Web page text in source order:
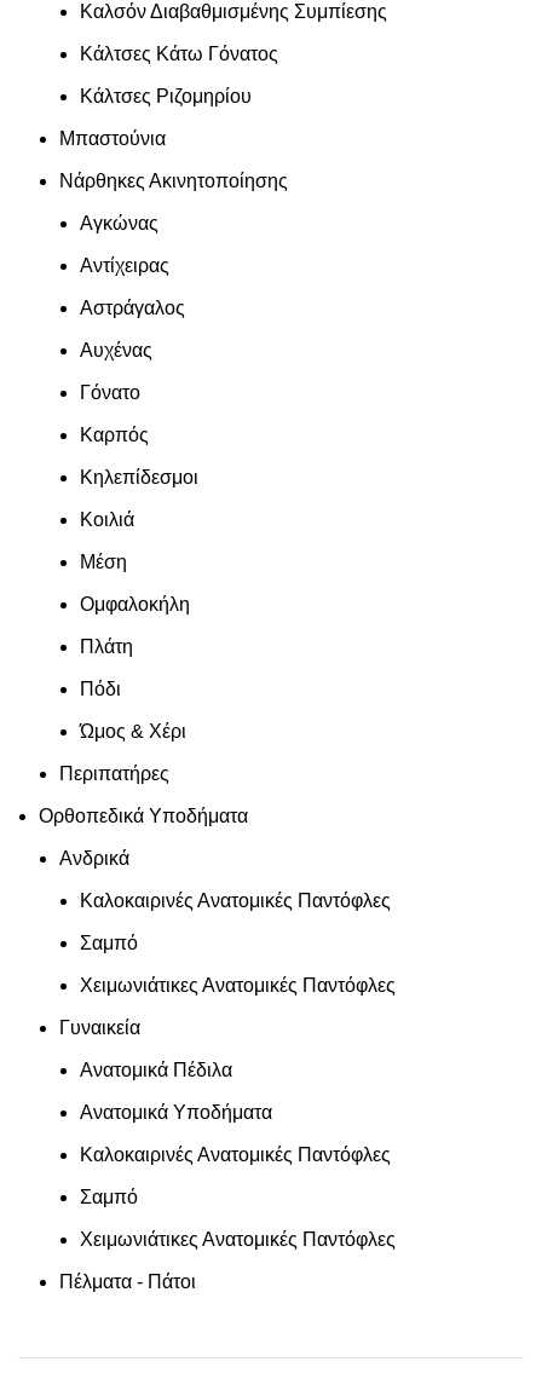
Καλσόν Διαβαθμισμένης Συμπίεσης
Κάλτσες Κάτω Γόνατος
Κάλτσες Ριζομηρίου
Μπαστούνια
Νάρθηκες Ακινητοποίησης
Αγκώνας
Αντίχειρας
Αστράγαλος
Αυχένας
Γόνατο
Καρπός
Κηλεπίδεσμοι
Κοιλιά
Μέση
Ομφαλοκήλη
Πλάτη
Πόδι
Ώμος & Χέρι
Περιπατήρες
Ορθοπεδικά Υποδήματα
Ανδρικά
Καλοκαιρινές Ανατομικές Παντόφλες
Σαμπό
Χειμωνιάτικες Ανατομικές Παντόφλες
Γυναικεία
Ανατομικά Πέδιλα
Ανατομικά Υποδήματα
Καλοκαιρινές Ανατομικές Παντόφλες
Σαμπό
Χειμωνιάτικες Ανατομικές Παντόφλες
Πέλματα - Πάτοι